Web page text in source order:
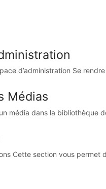
d’administration Se
Médias
média dans la bibliothèque
Cette section vous permet